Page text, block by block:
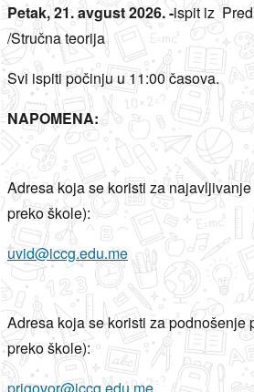
Petak, 21. avgust 2026. -ispit iz
/Stručna teorija
Svi ispiti počinju u 11:00 časova.
NAPOMENA:
Adresa koja se koristi za
preko škole):
uvid@iccg.edu.me
Adresa koja se koristi za podnošenje
preko škole):
prigovor@iccg.edu.me